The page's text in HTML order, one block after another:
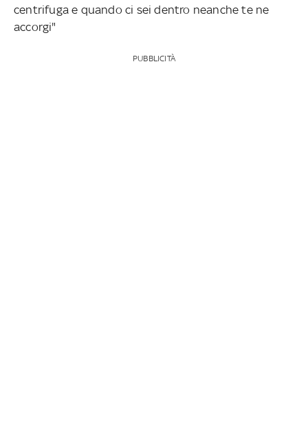
centrifuga e quando ci sei dentro neanche te ne
accorgi"
PUBBLICITÀ